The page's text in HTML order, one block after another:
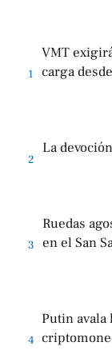
1
VMT
carga
2
La
3
Ruedas
en el San
4
Putin